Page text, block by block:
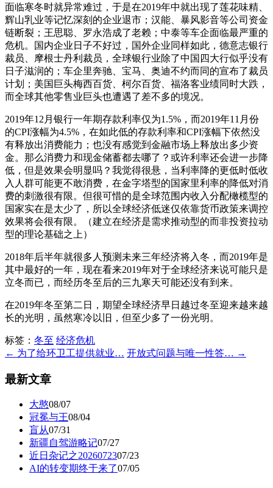
面临寒冬时就异常难过，于是在2019年中就出现了莲花味精、
辉山乳业等记忆深刻的企业退市；汉能、暴风影音等公司资金
链断裂；王思聪、罗永浩成了老赖；中泰等车企面临最严重的
危机。国内企业日子不好过，国外企业同样如此，德意志银行
裁员、摩根士丹利裁员，全球银行业除了中国四大行似乎没有
日子滋润的；车企里奔驰、宝马、奥迪不约而同的宣布了裁员
计划；美国巨头梅西百货、柯尔百货、福洛客业绩同时大跌，
而全球其他零售业巨头也遭遇了差不多的境况。
2019年12月银行一年期存款利率仅为1.5%，而2019年11月份
的CPI涨幅为4.5%，在如此低的存款利率和CPI涨幅下依然没
有释放出消费能力；也没有感觉到金融市场上释放出多少资
金。那么消费力和现金储蓄都去哪了？或许利率还会进一步降
低，但是效果会明显吗？我觉得很悬，当利率降的更低时低收
入人群可能更不敢消费，在金字塔型的国家里利率的降低对消
费的刺激很有限。但很可惜的是全球范围内收入分配橄榄型的
国家实在是太少了，所以全球经济低迷仅依靠货币政策来调控
效果将会很有限。（建立在经济是需求推动型的而非投资拉动
型的理论基础之上）
2018年后半年就很多人预测未来三年经济将入冬，而2019年是
其中最好的一年，现在看来2019年对于全球经济来说可能只是
立冬而已，而经历冬至后的三九寒天可能还没有到来。
在2019年冬至第二日，期望全球经济早日越过冬至迎来越来越
长的光明，虽然寒冷以旧，但至少多了一份光明。
标签： 冬至 经济危机
← 为了给环卫工提供就业… 开放式问题与唯一性答… →
最新文章
大憨08/07
冠冕与王08/04
盲从07/31
新疆自驾游略记07/27
近日杂记之2026072307/23
AI的转变期终于来了07/05